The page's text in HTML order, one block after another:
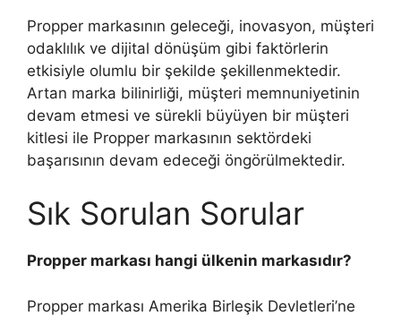
Propper markasının geleceği, inovasyon, müşteri
odaklılık ve dijital dönüşüm gibi faktörlerin
etkisiyle olumlu bir şekilde şekillenmektedir.
Artan marka bilinirliği, müşteri memnuniyetinin
devam etmesi ve sürekli büyüyen bir müşteri
kitlesi ile Propper markasının sektördeki
başarısının devam edeceği öngörülmektedir.
Sık Sorulan Sorular
Propper markası hangi ülkenin markasıdır?
Propper markası Amerika Birleşik Devletleri’ne